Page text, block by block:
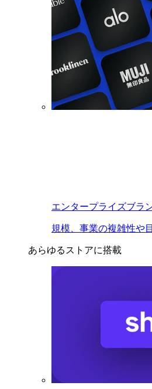
エンタープライズブラ
規模、事業の複雑性や
あらゆるストアに搭載